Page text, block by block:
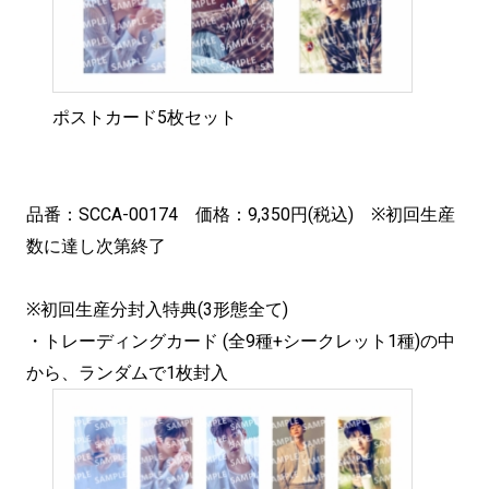
ポストカード5枚セット
品番：SCCA-00174 価格：9,350円(税込) ※初回生産
数に達し次第終了
※初回生産分封入特典(3形態全て)
・トレーディングカード (全9種+シークレット1種)の中
から、ランダムで1枚封入